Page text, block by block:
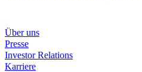
Über uns
Presse
Investor Relations
Karriere